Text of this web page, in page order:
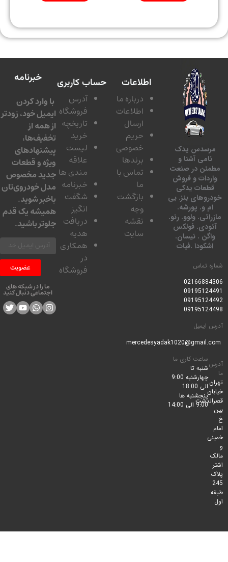
یدک
آشنا و
در صنعت
و فروش
یدکی
بنز. بی
و. پورشه.
ولوو. رنو.
فولکس
. نیسان.
.فیات
تماس
ساعت کاری ما
شنبه تا
چهارشنبه 9:00
الی 18:00
پنجشنبه ها
9:00 الی 14:00
اطلاعات
درباره ما
اطلاعات
ارسال
حریم
خصوصی
برندها
تماس با
بازگشت
نقشه
سایت
حساب کاربری
آدرس
فروشگاه
تاریخچه
لیست
مندی ها
خبرنامه
شگفت
دریافت
همکاری
فروشگاه
خبرنامه
با وارد کردن
ایمیل خود، زودتر
از همه از
تخفیف‌ها،
پیشنهادهای
ویژه و قطعات
جدید مخصوص
مدل خودروی‌تان
باخبر شوید.
همیشه یک قدم
جلوتر باشید.
عضویت
ما را در شبکه های
اجتماعی دنبال کنید